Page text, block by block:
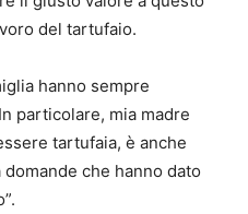
del tartufaio.
hanno sempre
particolare, mia madre
tartufaia, è anche
che hanno dato